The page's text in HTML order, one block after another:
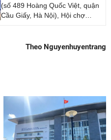
(số 489 Hoàng Quốc Việt, quận
Cầu Giấy, Hà Nội), Hội chợ
hoạt động xúc tiến thương mại
Theo Nguyenhuyentrang